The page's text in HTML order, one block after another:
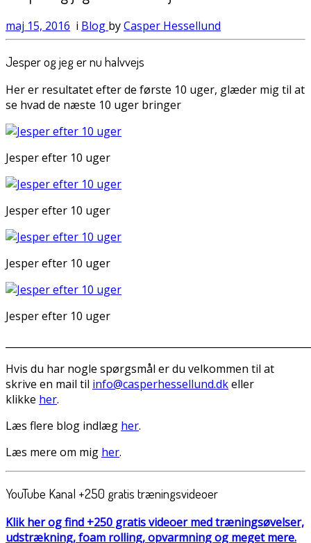
maj 15, 2016 i Blog byCasper Hessellund
Jesper og jeg er nu halvvejs
Her er resultatet efter de første 10 uger, glæder mig til at
se hvad de næste 10 uger bringer
Jesper efter 10 uger
Jesper efter 10 uger
Jesper efter 10 uger
Jesper efter 10 uger
Hvis du har nogle spørgsmål er du velkommen til at
skrive en mail til info@casperhessellund.dkeller
klikke her.
Læs flere blog indlæg her.
Læs mere om mig her.
YouTube Kanal +250 gratis træningsvideoer
Klik her og find +250 gratis videoer med træningsøvelser,
udstrækning, foam rolling, opvarmning og meget mere.